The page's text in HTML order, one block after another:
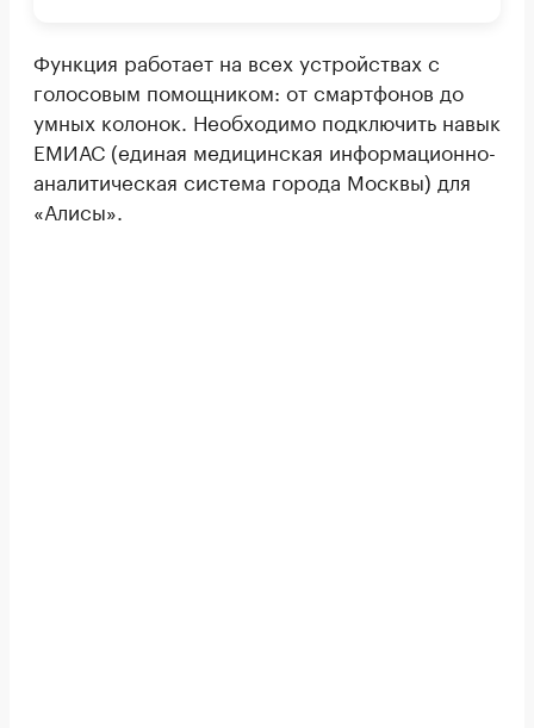
Функция работает на всех устройствах с
голосовым помощником: от смартфонов до
умных колонок. Необходимо подключить навык
ЕМИАС (единая медицинская информационно-
аналитическая система города Москвы) для
«Алисы».